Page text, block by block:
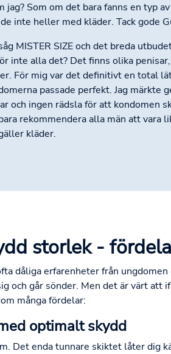
jag? Som om det bara fanns en typ
inte heller med kläder. Tack gode
MISTER SIZE och det breda
inte alla det? Det finns olika
För mig var det definitivt en total
passade perfekt. Jag märkte
och ingen rädsla för att kondomen
rekommendera alla män att vara
kläder.
storlek -
dåliga erfarenheter från
och går sönder. Men det är värt att
många fördelar:
optimalt skydd
Det enda tunnare skiktet låter dig